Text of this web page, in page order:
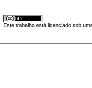
Este trabalho está licenciado sob